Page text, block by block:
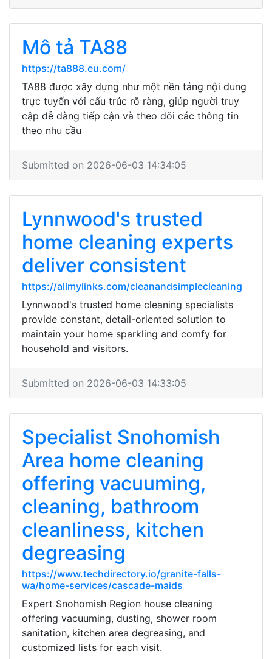
Mô tả TA88
https://ta888.eu.com/
TA88 được xây dựng như một nền tảng nội dung
trực tuyến với cấu trúc rõ ràng, giúp người truy
cập dễ dàng tiếp cận và theo dõi các thông tin
theo nhu cầu
Submitted on 2026-06-03 14:34:05
Lynnwood's trusted
home cleaning experts
deliver consistent
https://allmylinks.com/cleanandsimplecleaning
Lynnwood's trusted home cleaning specialists
provide constant, detail-oriented solution to
maintain your home sparkling and comfy for
household and visitors.
Submitted on 2026-06-03 14:33:05
Specialist Snohomish
Area home cleaning
offering vacuuming,
cleaning, bathroom
cleanliness, kitchen
degreasing
https://www.techdirectory.io/granite-falls-
wa/home-services/cascade-maids
Expert Snohomish Region house cleaning
offering vacuuming, dusting, shower room
sanitation, kitchen area degreasing, and
customized lists for each visit.